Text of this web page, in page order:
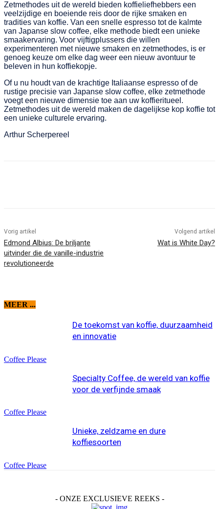
Zetmethodes uit de wereld bieden koffieliefhebbers een
veelzijdige en boeiende reis door de rijke smaken en
tradities van koffie. Van een snelle espresso tot de kalmte
van Japanse slow coffee, elke methode biedt een unieke
smaakervaring. Voor vijftigplussers die willen
experimenteren met nieuwe smaken en zetmethodes, is er
genoeg keuze om elke dag weer een nieuw avontuur te
beleven in hun koffiekopje.
Of u nu houdt van de krachtige Italiaanse espresso of de
rustige precisie van Japanse slow coffee, elke zetmethode
voegt een nieuwe dimensie toe aan uw koffieritueel.
Zetmethodes uit de wereld maken de dagelijkse kop koffie tot
een unieke culturele ervaring.
Arthur Scherpereel
Vorig artikel
Edmond Albius: De briljante
uitvinder die de vanille-industrie
revolutioneerde
Volgend artikel
Wat is White Day?
MEER ...
Coffee Please
De toekomst van koffie, duurzaamheid
en innovatie
Coffee Please
Specialty Coffee, de wereld van koffie
voor de verfijnde smaak
Coffee Please
Unieke, zeldzame en dure
koffiesoorten
- ONZE EXCLUSIEVE REEKS -